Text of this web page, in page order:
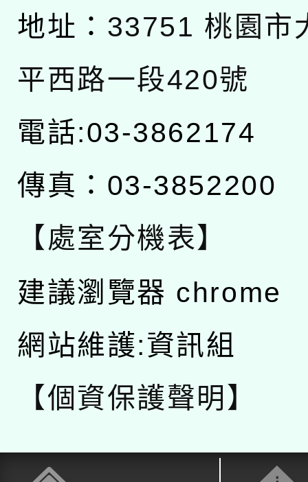
地址： 33751 桃園市
平西路一段420號
電話:03-3862174
傳真：03-3852200
【處室分機表】
建議瀏覽器 chrome
網站維護:資訊組
【個資保護聲明】